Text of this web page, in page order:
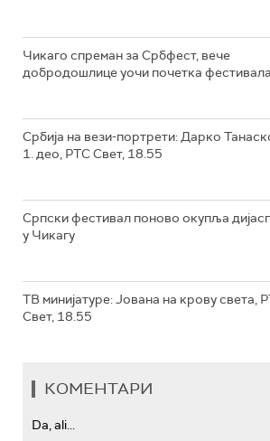
Чикаго спреман за Србфест, вече
добродошлице уочи почетка фестивала
Србија на вези-портрети: Дарко
1. део, РТС Свет, 18.55
Српски фестивал поново окупља
у Чикагу
ТВ минијатуре: Јована на крову света,
Свет, 18.55
КОМЕНТАРИ
Da, ali...